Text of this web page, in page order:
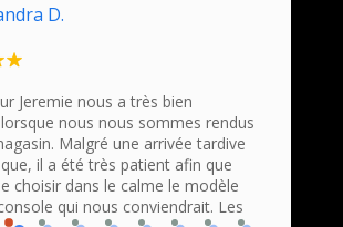
D.
Jeremie nous a très bien
nous nous sommes rendus
Malgré une arrivée tardive
il a été très patient afin que
choisir dans le calme le modèle
qui nous conviendrait. Les